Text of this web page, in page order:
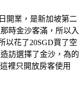
開業，是新加坡第二
時金沙客滿，所以入
以花了20SGD買了空
訪選擇了金沙，為的
裡只開放房客使用